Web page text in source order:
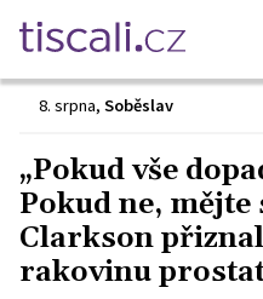
8. srpna, Soběslav
„Pokud vše
Pokud ne, mějte
Clarkson
rakovinu